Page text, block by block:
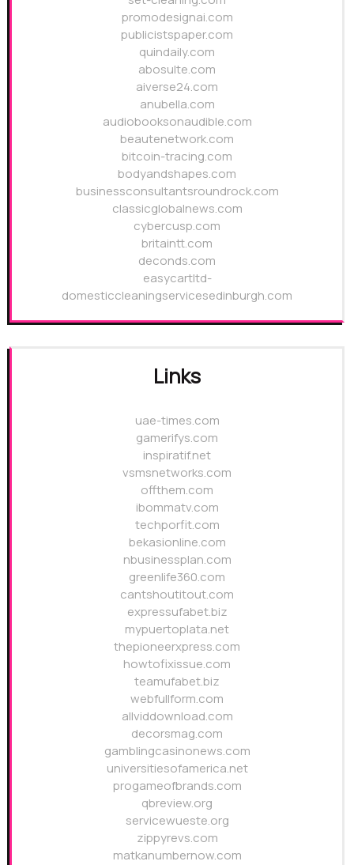
promodesignai.com
publicistspaper.com
quindaily.com
abosulte.com
aiverse24.com
anubella.com
audiobooksonaudible.com
beautenetwork.com
bitcoin-tracing.com
bodyandshapes.com
businessconsultantsroundrock.com
classicglobalnews.com
cybercusp.com
britaintt.com
deconds.com
easycartltd-
domesticcleaningservicesedinburgh.com
Links
uae-times.com
gamerifys.com
inspiratif.net
vsmsnetworks.com
offthem.com
ibommatv.com
techporfit.com
bekasionline.com
nbusinessplan.com
greenlife360.com
cantshoutitout.com
expressufabet.biz
mypuertoplata.net
thepioneerxpress.com
howtofixissue.com
teamufabet.biz
webfullform.com
allviddownload.com
decorsmag.com
gamblingcasinonews.com
universitiesofamerica.net
progameofbrands.com
qbreview.org
servicewueste.org
zippyrevs.com
matkanumbernow.com